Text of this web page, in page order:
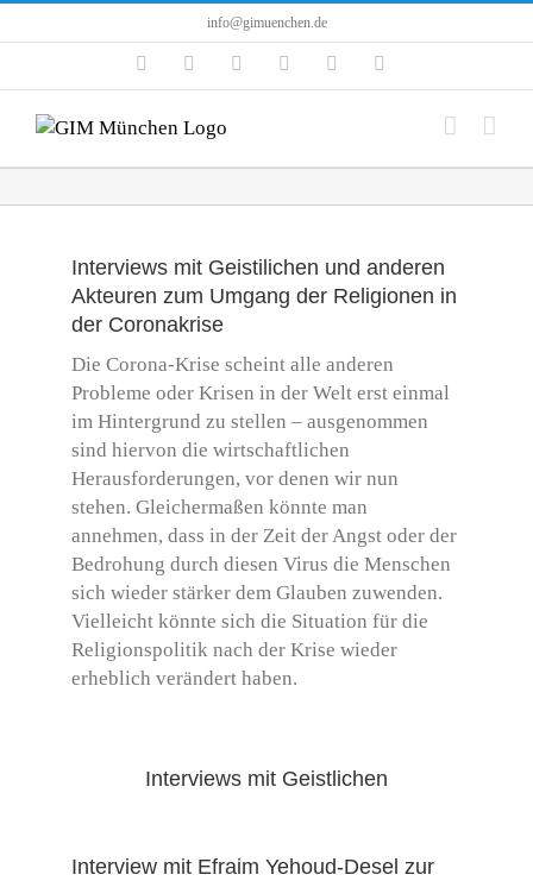
Inhalt
info@gimuenchen.de
FacebookInstagramLinkedIn YouTube
Interviews mit Geistilichen und anderen
Akteuren zum Umgang der Religionen in
der Coronakrise
Die Corona-Krise scheint alle anderen
Probleme oder Krisen in der Welt erst einmal
im Hintergrund zu stellen – ausgenommen
sind hiervon die wirtschaftlichen
Herausforderungen, vor denen wir nun
stehen. Gleichermaßen könnte man
annehmen, dass in der Zeit der Angst oder der
Bedrohung durch diesen Virus die Menschen
sich wieder stärker dem Glauben zuwenden.
Vielleicht könnte sich die Situation für die
Religionspolitik nach der Krise wieder
erheblich verändert haben.
Interviews mit Geistlichen
Interview mit Efraim Yehoud-Desel zur